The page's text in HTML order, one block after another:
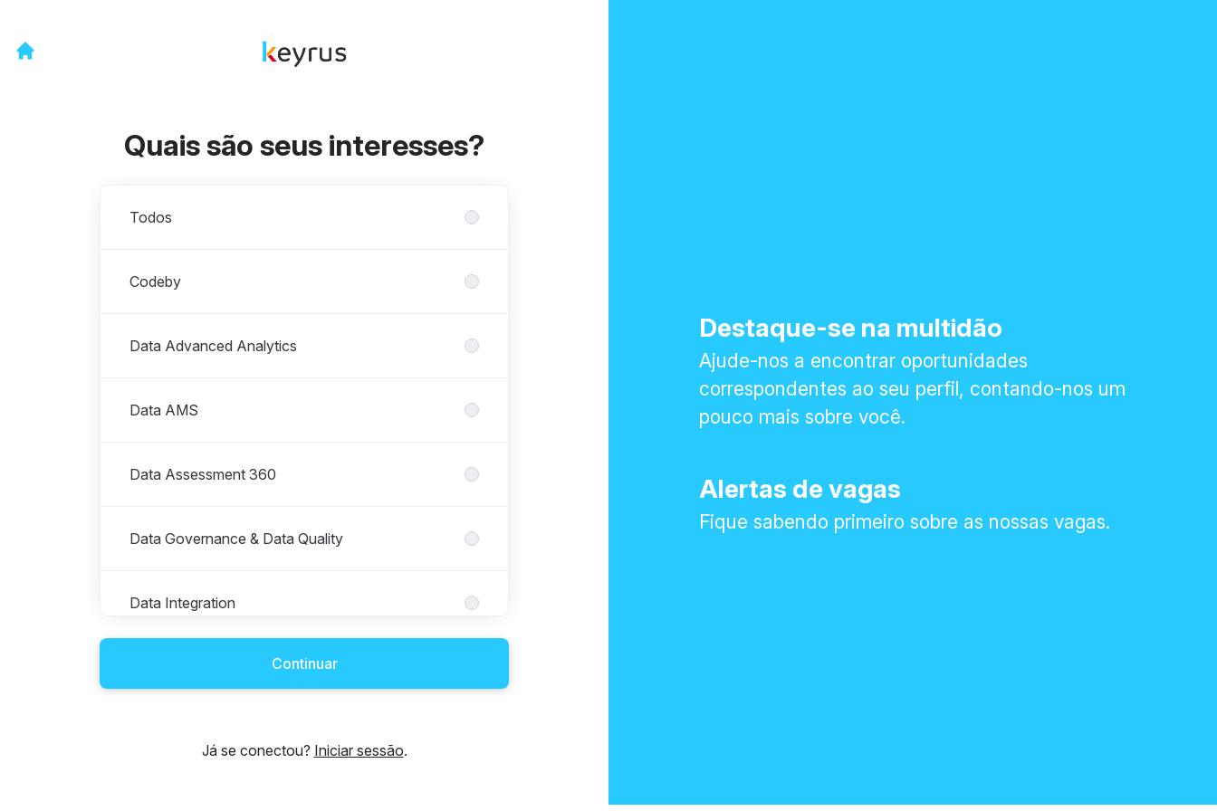
Quais são seus interesses?
Todos
Codeby
Data Advanced Analytics
Data AMS
Data Assessment 360
Data Governance & Data Quality
Data Integration
Continuar
Já se conectou? Iniciar sessão.
Destaque-se na multidão
Ajude-nos a encontrar oportunidades
correspondentes ao seu perfil, contando-nos um
pouco mais sobre você.
Alertas de vagas
Fique sabendo primeiro sobre as nossas vagas.